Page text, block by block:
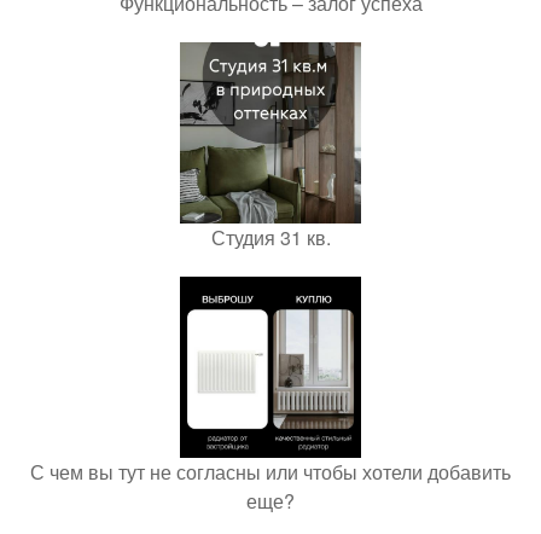
Студия 31 кв.
С чем вы тут не согласны или чтобы хотели добавить
еще?